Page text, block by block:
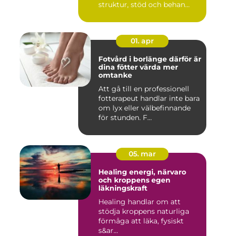
struktur, stöd och behan...
01. apr
Fotvård i borlänge därför är
dina fötter värda mer
omtanke
Att gå till en professionell
fotterapeut handlar inte bara
om lyx eller välbefinnande
för stunden. F...
05. mar
Healing energi, närvaro
och kroppens egen
läkningskraft
Healing handlar om att
stödja kroppens naturliga
förmåga att läka, fysiskt
s&ar...